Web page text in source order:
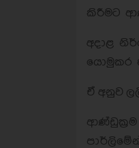
කිරීමට
අදාළ
යොමුකර
ඒ අනුව
ආණ්ඩුක්‍රම